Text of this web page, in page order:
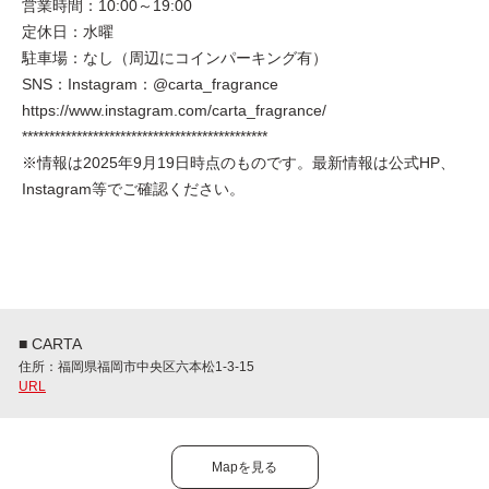
営業時間：10:00～19:00
定休日：水曜
駐車場：なし（周辺にコインパーキング有）
SNS：Instagram：@carta_fragrance
https://www.instagram.com/carta_fragrance/
*********************************************
※情報は2025年9月19日時点のものです。最新情報は公式HP、
Instagram等でご確認ください。
■ CARTA
住所：福岡県福岡市中央区六本松1-3-15
URL
Mapを見る